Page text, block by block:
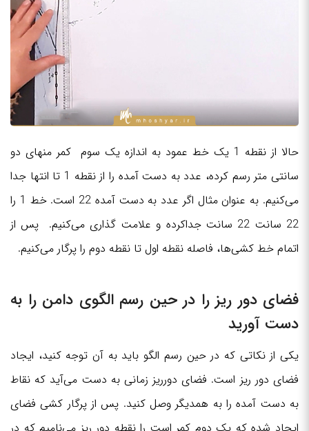
حالا از نقطه 1 یک خط عمود به اندازه یک سوم کمر منهای دو
سانتی متر رسم کرده، عدد به دست آمده را از نقطه 1 تا انتها جدا
می‌کنیم. به عنوان مثال اگر عدد به دست آمده 22 است. خط 1 را
22 سانت 22 سانت جداکرده و علامت گذاری می‌کنیم. پس از
اتمام خط کشی‌ها، فاصله نقطه اول تا نقطه دوم را پرگار می‌کنیم.
فضای دور ریز را در حین رسم الگوی دامن را به
دست آورید
یکی از نکاتی که در حین رسم الگو باید به آن توجه کنید، ایجاد
فضای دور ریز است. فضای دورریز زمانی به دست می‌آید که نقاط
به دست آمده را به همدیگر وصل کنید. پس از پرگار کشی فضای